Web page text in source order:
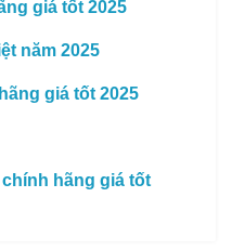
giá tốt 2025
năm 2025
giá tốt 2025
hãng giá tốt